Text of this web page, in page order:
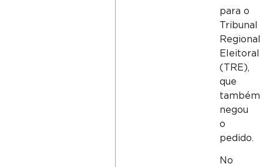
para o
Tribunal
Regional
Eleitoral
(TRE),
que
também
negou
o
pedido.
No